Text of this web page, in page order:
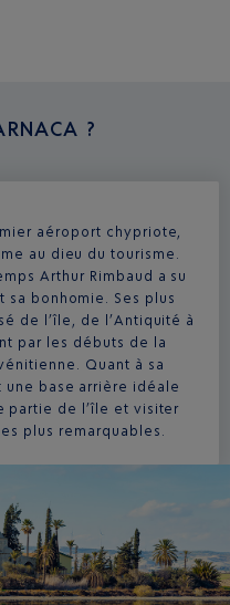
?
aéroport chypriote,
au dieu du tourisme.
Arthur Rimbaud a su
bonhomie. Ses plus
de l’île, de l’Antiquité à
par les débuts de la
Quant à sa
base arrière idéale
partie de l’île et visiter
plus remarquables.